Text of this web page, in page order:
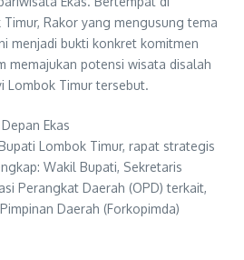
Rakor yang mengusung tema
menjadi bukti konkret komitmen
memajukan potensi wisata disalah
Lombok Timur tersebut.
Ekas
Lombok Timur, rapat strategis
Wakil Bupati, Sekretaris
Perangkat Daerah (OPD) terkait,
Daerah (Forkopimda)